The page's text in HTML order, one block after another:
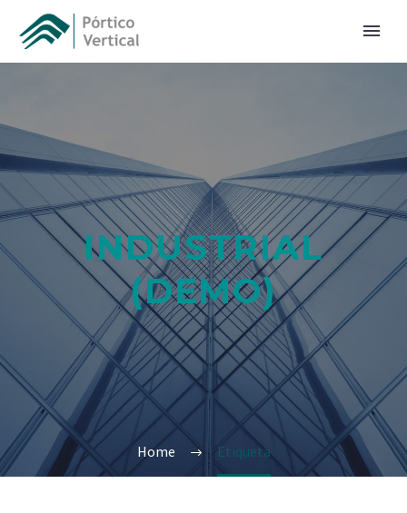
INDUSTRIAL
(DEMO)
Home Etiqueta